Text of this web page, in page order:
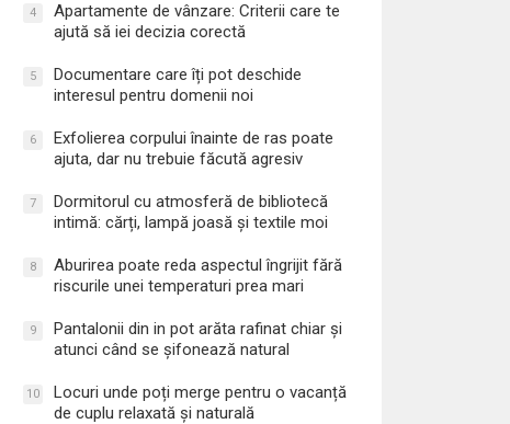
4
Apartamente de vânzare: Criterii care te
ajută să iei decizia corectă
5
Documentare care îți pot deschide
interesul pentru domenii noi
6
Exfolierea corpului înainte de ras poate
ajuta, dar nu trebuie făcută agresiv
7
Dormitorul cu atmosferă de bibliotecă
intimă: cărți, lampă joasă și textile moi
8
Aburirea poate reda aspectul îngrijit fără
riscurile unei temperaturi prea mari
9
Pantalonii din in pot arăta rafinat chiar și
atunci când se șifonează natural
10
Locuri unde poți merge pentru o vacanță
de cuplu relaxată și naturală